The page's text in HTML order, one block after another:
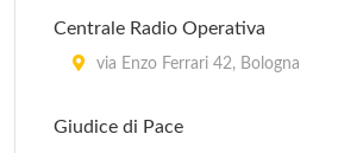
Centrale Radio Operativa
via Enzo Ferrari 42, Bologna
Giudice di Pace